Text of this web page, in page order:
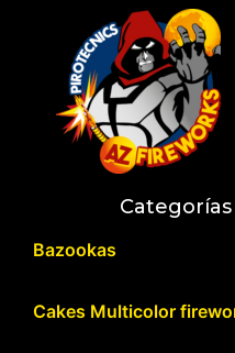
Bazookas
Cakes Multicolor